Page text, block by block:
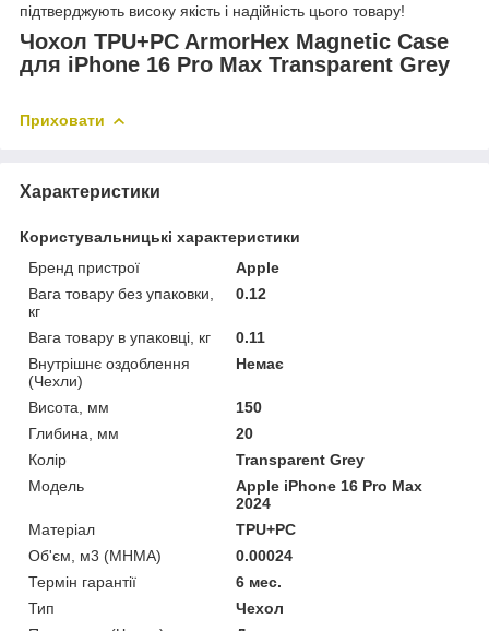
підтверджують високу якість і надійність цього товару!
Чохол TPU+PC ArmorHex Magnetic Case
для iPhone 16 Pro Max Transparent Grey
Приховати
Характеристики
Користувальницькі характеристики
Бренд пристрої
Apple
Вага товару без упаковки,
кг
0.12
Вага товару в упаковці, кг
0.11
Внутрішнє оздоблення
(Чехли)
Немає
Висота, мм
150
Глибина, мм
20
Колір
Transparent Grey
Мoдель
Apple iPhone 16 Pro Max
2024
Матеріал
TPU+PC
Об'єм, м3 (МНМА)
0.00024
Термін гарантії
6 мес.
Тип
Чехол